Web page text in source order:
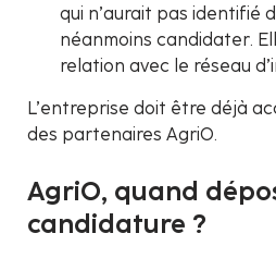
qui n’aurait pas identifié
néanmoins candidater.
relation avec le réseau
L’entreprise doit être déjà
des partenaires AgriO.
AgriO, quand
candidature ?